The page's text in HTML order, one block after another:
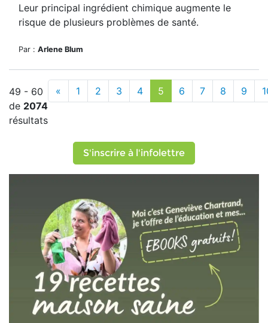
Leur principal ingrédient chimique augmente le
risque de plusieurs problèmes de santé.
Par : Arlene Blum
49 - 60
de 2074
résultats
« 1 2 3 4 5 6 7 8 9
S'inscrire à l'infolettre